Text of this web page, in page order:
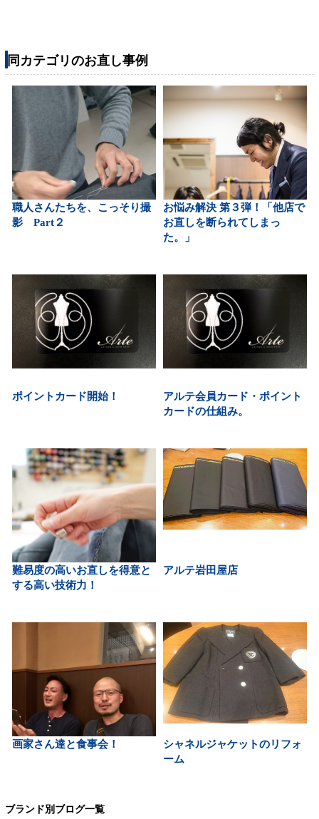
同カテゴリのお直し事例
職人さんたちを、こっそり撮
影 Part２
お悩み解決 第３弾！「他店で
お直しを断られてしまっ
た。」
ポイントカード開始！
アルテ会員カード・ポイント
カードの仕組み。
難易度の高いお直しを得意と
する高い技術力！
アルテ岩田屋店
画家さん達と食事会！
シャネルジャケットのリフォ
ーム
ブランド別ブログ一覧